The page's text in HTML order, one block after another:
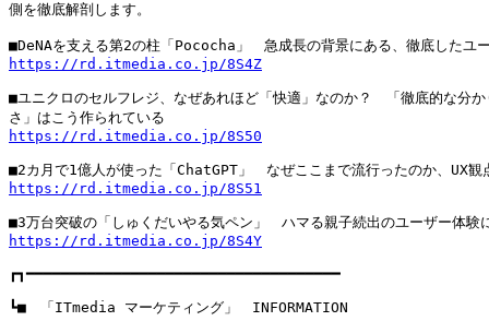
側を徹底解剖します。
https://rd.itmedia.co.jp/8S4Z
■ユニクロのセルフレジ、なぜあれほど「快適」なのか？　「徹底的な分か
https://rd.itmedia.co.jp/8S50
https://rd.itmedia.co.jp/8S51
https://rd.itmedia.co.jp/8S4Y
┏┓━━━━━━━━━━━━━━━━━━━━━━━━━━━━━━━━━━━━
┗■　「ITmedia マーケティング」　INFORMATION